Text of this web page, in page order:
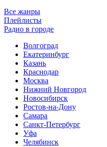
Все жанры
Плейлисты
Радио в городе
Волгоград
Екатеринбург
Казань
Краснодар
Москва
Нижний Новгород
Новосибирск
Ростов-на-Дону
Самара
Санкт-Петербург
Уфа
Челябинск